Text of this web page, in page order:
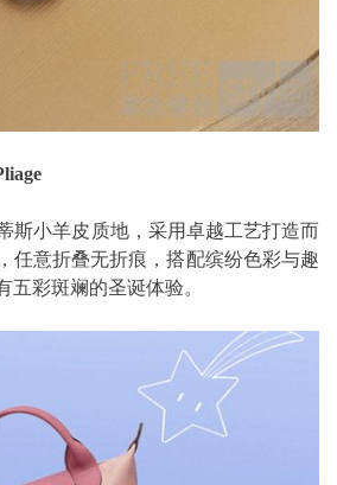
斯小羊皮质地，采用卓越工艺打造而
任意折叠无折痕，搭配缤纷色彩与趣
五彩斑斓的圣诞体验。